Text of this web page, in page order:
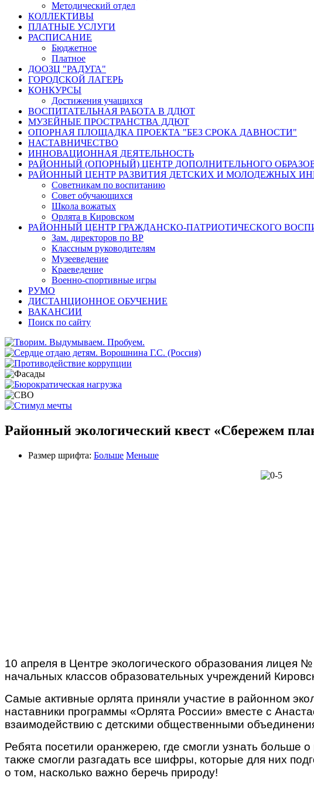
Методический отдел
КОЛЛЕКТИВЫ
ПЛАТНЫЕ УСЛУГИ
РАСПИСАНИЕ
Бюджетное
Платное
ДООЗЦ "РАДУГА"
ГОРОДСКОЙ ЛАГЕРЬ
КОНКУРСЫ
Достижения учащихся
ВОСПИТАТЕЛЬНАЯ РАБОТА В ДДЮТ
МУЗЕЙНЫЕ ПРОСТРАНСТВА ДДЮТ
ОПОРНАЯ ПЛОЩАДКА ПРОЕКТА "БЕЗ СРОКА ДАВНОСТИ"
НАСТАВНИЧЕСТВО
ИННОВАЦИОННАЯ ДЕЯТЕЛЬНОСТЬ
РАЙОННЫЙ (ОПОРНЫЙ) ЦЕНТР ДОПОЛНИТЕЛЬНОГО
РАЙОННЫЙ ЦЕНТР РАЗВИТИЯ ДЕТСКИХ И МОЛОДЕЖНЫХ
Советникам по воспитанию
Совет обучающихся
Школа вожатых
Орлята в Кировском
РАЙОННЫЙ ЦЕНТР ГРАЖДАНСКО-ПАТРИОТИЧЕСКОГО
Зам. директоров по ВР
Классным руководителям
Музееведение
Краеведение
Военно-спортивные игры
РУМО
ДИСТАНЦИОННОЕ ОБУЧЕНИЕ
ВАКАНСИИ
Поиск по сайту
Районный экологический квест «Сбережем
Размер шрифта: Больше Меньше
10 апреля в Центре экологического образования
начальных классов образовательных учреждений
Самые активные орлята приняли участие в районном
наставники программы «Орлята России» вместе с
взаимодействию с детскими общественными
Ребята посетили оранжерею, где смогли узнать больше
также смогли разгадать все шифры, которые для них
о том, насколько важно беречь природу!